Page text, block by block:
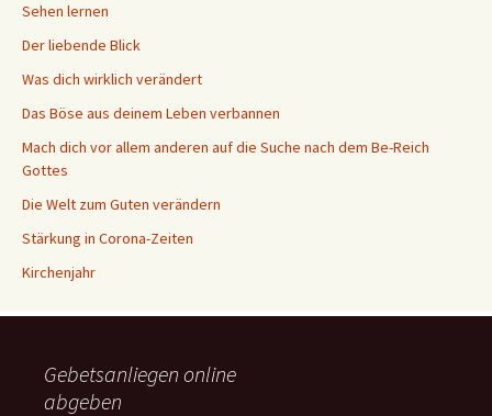
Sehen lernen
Der liebende Blick
Was dich wirklich verändert
Das Böse aus deinem Leben verbannen
Mach dich vor allem anderen auf die Suche nach dem Be-Reich
Gottes
Die Welt zum Guten verändern
Stärkung in Corona-Zeiten
Kirchenjahr
Gebetsanliegen online
abgeben